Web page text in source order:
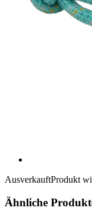
AusverkauftProdukt
Ähnliche